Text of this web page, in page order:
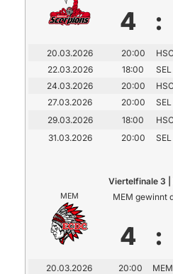
4 :
20.03.2026 20:00 HSC
22.03.2026
18:00 SEL
24.03.2026
20:00 HSC
27.03.2026
20:00 SEL
29.03.2026
18:00 HSC
31.03.2026
20:00 SEL
Viertelfinale 3 |
MEM MEM gewinnt
4 :
20.03.2026 20:00 MEM